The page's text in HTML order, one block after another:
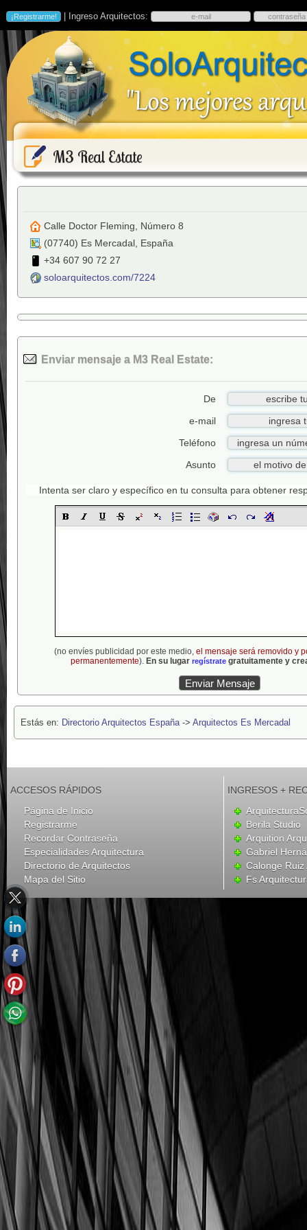
| Ingreso Arquitectos:
M3 Real Estate
Calle Doctor Fleming, Número 8
(07740) Es Mercadal España
+34 607 90 72 27
soloarquitectos.com/7224
Enviar mensaje a M3 Real Estate:
De
e-mail
Teléfono
Asunto
Intenta ser claro y específico en tu consulta para obtener
(no envíes publicidad por este medio, el mensaje será removido y
permanentemente). En su lugar regístrategratuitamente y
Estás en: Directorio Arquitectos España-> Arquitectos Es Mercadal
ACCESOS RÁPIDOS
Página de Inicio
Registrarme
Recordar Contraseña
Especialidades Arquitectura
Directorio de Arquitectos
Mapa del Sitio
INGRESOS +
Berila Studio
Arquition
Gabriel
Calonge Ruiz
Fs